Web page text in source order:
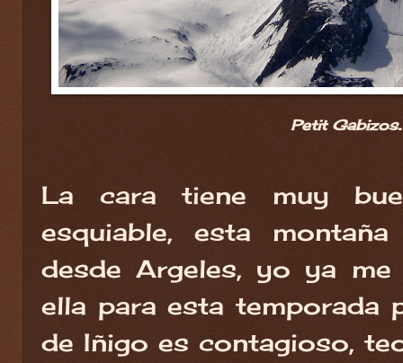
Petit Gabizos.
La cara tiene muy
esquiable, esta
desde Argeles, yo ya
ella para esta temporada
de Iñigo es contagioso,